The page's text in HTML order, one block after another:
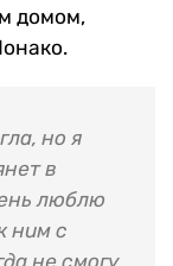
домом,
но я
в
люблю
ним с